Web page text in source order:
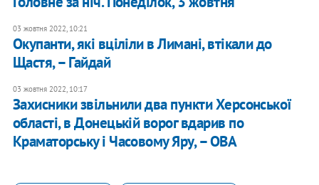
03 жовтня 2022, 10:21
Окупанти, які вціліли в Лимані, втікали до
Щастя, – Гайдай
03 жовтня 2022, 10:17
Захисники звільнили два пункти Херсонської
області, в Донецькій ворог вдарив по
Краматорську і Часовому Яру, – ОВА